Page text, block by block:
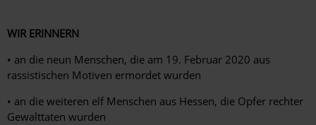
WIR ERINNERN
• an die neun Menschen, die am 19. Februar 2020 aus
rassistischen Motiven ermordet wurden
• an die weiteren elf Menschen aus Hessen, die Opfer rechter
Gewalttaten wurden